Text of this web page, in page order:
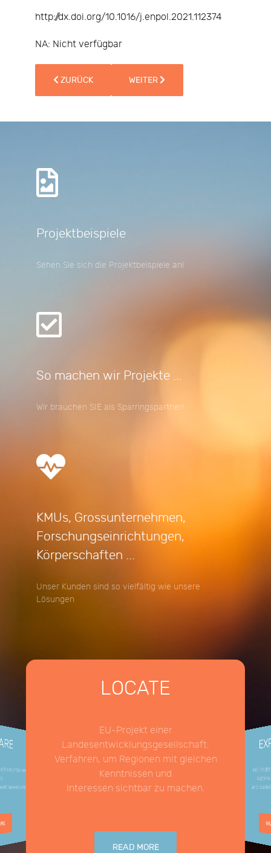
http://dx.doi.org/10.1016/j.enpol.2021.112374
NA: Nicht verfügbar
VORHERIGER BEITRAG: LOW-COST RENEWABLE
ZURÜCK NÄCHSTER BEITRAG: MANAGING
WEITER
Projektbeispiele
Sehen Sie sich die Projektbeispiele an!
So machen wir Projekte ...
Wir brauchen SIE als Sparringspartner!
KMUs, Grossunternehmen,
Forschungseinrichtungen,
Körperschaften ...
Unser Kunden sind so vielfältig wie unsere
Lösungen
des internen
LOCATE
EU-Projekt einer
Landesentwicklungsgesellschaft:
Verfahren, um Regionen mit gleichen
Kenntnissen und
Interessen sichtbar zu machen.
READ MORE
IHK:
und